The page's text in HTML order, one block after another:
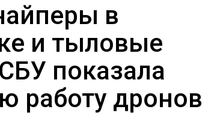
в
и тыловые
показала
работу дронов